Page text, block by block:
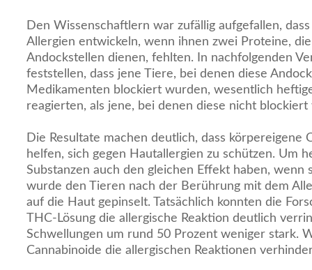
Den Wissenschaftlern war zufällig aufgefallen,
Allergien entwickeln, wenn ihnen zwei Proteine,
Andockstellen dienen, fehlten. In nachfolgenden
feststellen, dass jene Tiere, bei denen diese
Medikamenten blockiert wurden, wesentlich
reagierten, als jene, bei denen diese nicht blockiert
Die Resultate machen deutlich, dass körpereigene
helfen, sich gegen Hautallergien zu schützen. Um
Substanzen auch den gleichen Effekt haben, wenn
wurde den Tieren nach der Berührung mit dem
auf die Haut gepinselt. Tatsächlich konnten die
THC-Lösung die allergische Reaktion deutlich
Schwellungen um rund 50 Prozent weniger stark.
Cannabinoide die allergischen Reaktionen